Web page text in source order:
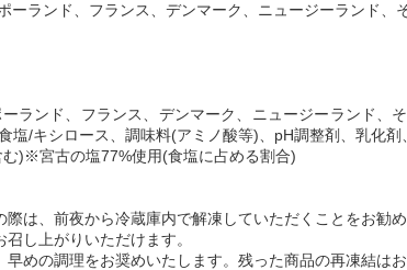
ランド、フランス、デンマーク、ニュージーランド、
ランド、フランス、デンマーク、ニュージーランド、
塩/キシロース、調味料(アミノ酸等)、pH調整剤、乳化
)※宮古の塩77%使用(食塩に占める割合)
は、前夜から冷蔵庫内で解凍していただくことをお勧
し上がりいただけます。
めの調理をお奨めいたします。残った商品の再凍結は